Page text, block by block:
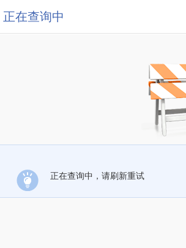
正在查询中
正在查询中，请刷新重试